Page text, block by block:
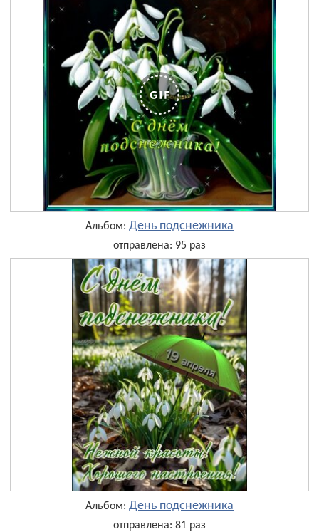
Альбом: День подснежника
отправлена: 95 раз
Альбом: День подснежника
отправлена: 81 раз